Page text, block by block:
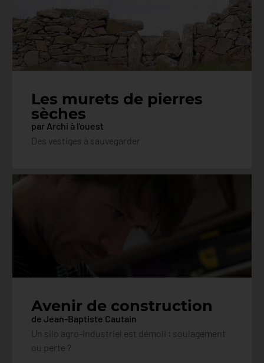
Les murets de pierres
sèches
par Archi à l'ouest
Des vestiges à sauvegarder
Avenir de construction
de Jean-Baptiste Cautain
Un silo agro-industriel est démoli : soulagement
ou perte ?